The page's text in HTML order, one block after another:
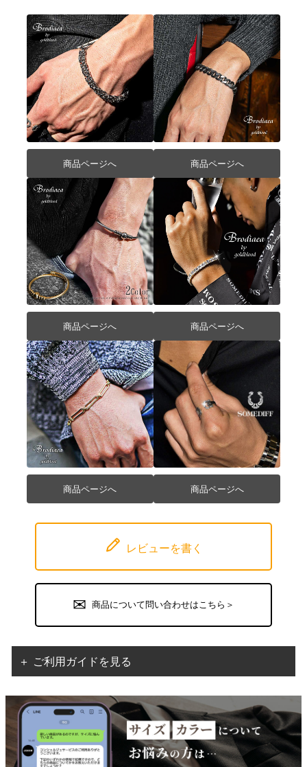
商品ページへ 商品ページへ
商品ページへ 商品ページへ
商品ページへ 商品ページへ
レビューを書く
商品について問い合わせはこちら＞
＋ ご利用ガイドを見る